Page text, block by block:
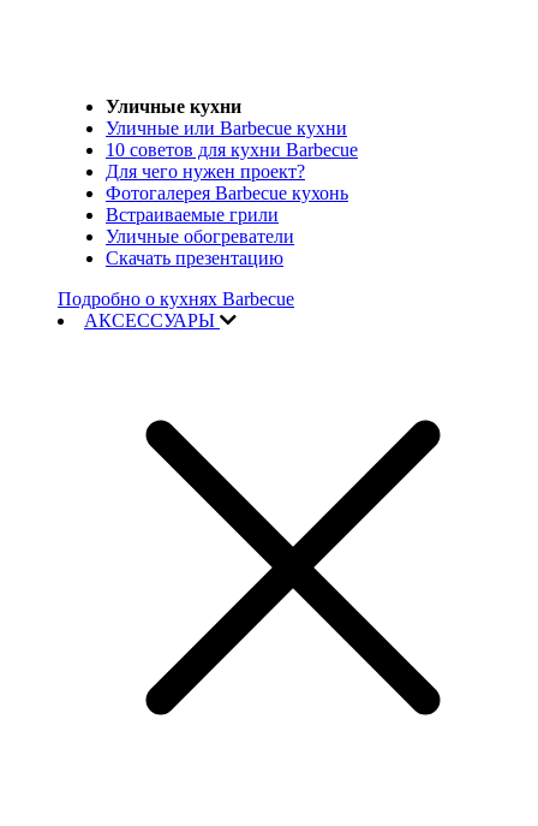
Уличные кухни
Уличные или Barbecue кухни
10 советов для кухни Barbecue
Для чего нужен проект?
Фотогалерея Barbecue кухонь
Встраиваемые грили
Уличные обогреватели
Скачать презентацию
Подробно о кухнях Barbecue
АКСЕССУАРЫ